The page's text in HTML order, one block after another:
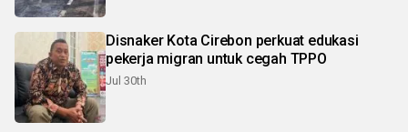
Disnaker Kota Cirebon perkuat edukasi
pekerja migran untuk cegah TPPO
Jul 30th